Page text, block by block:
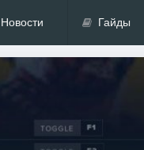
Новости Гайды